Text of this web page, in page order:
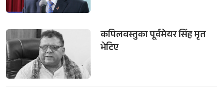
कपिलवस्तुका पूर्वमेयर सिंह मृत
भेटिए